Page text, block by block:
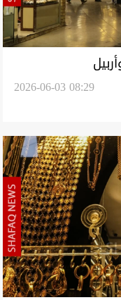
2026-06-03 08:29